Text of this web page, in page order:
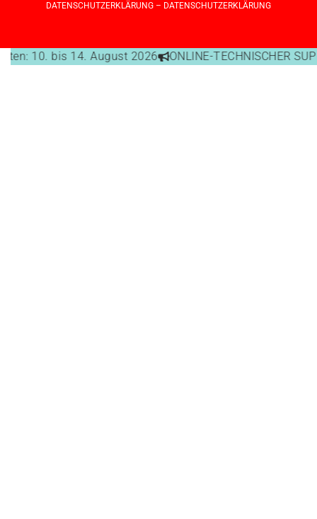
DATENSCHUTZERKLÄRUNG – DATENSCHUTZERKLÄRUNG
10. bis 14. August 2026 ONLINE-TECHNISCHER